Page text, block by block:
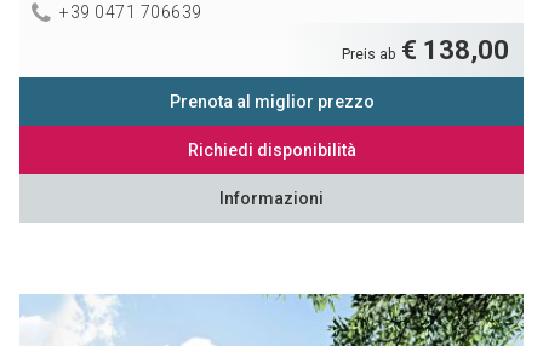
+39 0471 706639
Preis ab € 138,00
Prenota al miglior prezzo
Richiedi disponibilità
Informazioni